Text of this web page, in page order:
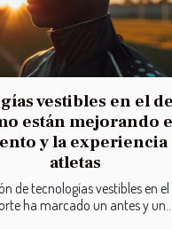
vestibles en el
están mejorando
y la experiencia
atletas
de tecnologías vestibles en
ha marcado un antes y un...